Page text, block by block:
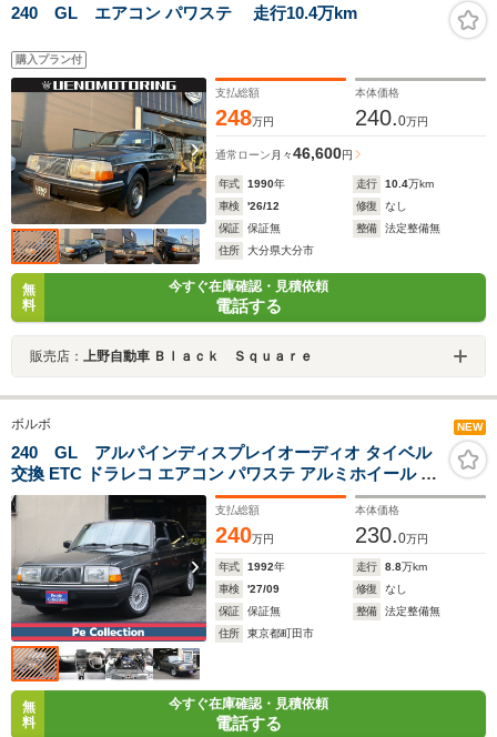
240 GL エアコン パワステ 走行10.4万km
購入プラン付
支払総額
248万円
本体価格
240.0万円
通常ローン 月々46,600円
年式 1990年 走行 10.4万km
車検
'26/12 修復
なし
保証
保証無 整備
法定整備無
住所
大分県大分市
無
料
今すぐ在庫確認・見積依頼
電話する
販売店： 上野自動車 Ｂｌａｃｋ Ｓｑｕａｒｅ
ボルボ NEW
240 GL アルパインディスプレイオーディオ タイベル
交換 ETC ドラレコ エアコン パワステ アルミホイール デ
ィーラー車 修復歴無 記録簿
支払総額
240万円
本体価格
230.0万円
年式 1992年 走行 8.8万km
車検
'27/09 修復
なし
保証
保証無 整備
法定整備無
住所
東京都町田市
無
料
今すぐ在庫確認・見積依頼
電話する